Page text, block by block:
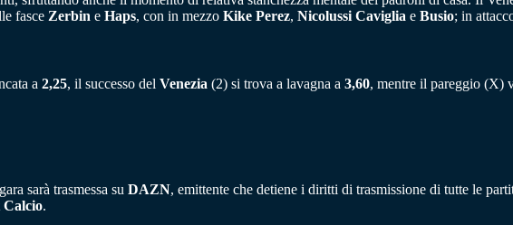
fasce Zerbin e Haps, con in mezzo Kike Perez, Nicolussi Caviglia e Busio; in
a 2,25, il successo del Venezia (2) si trova a lavagna a 3,60, mentre il pareggio (X)
sarà trasmessa su DAZN, emittente che detiene i diritti di trasmissione di tutte le
Calcio.